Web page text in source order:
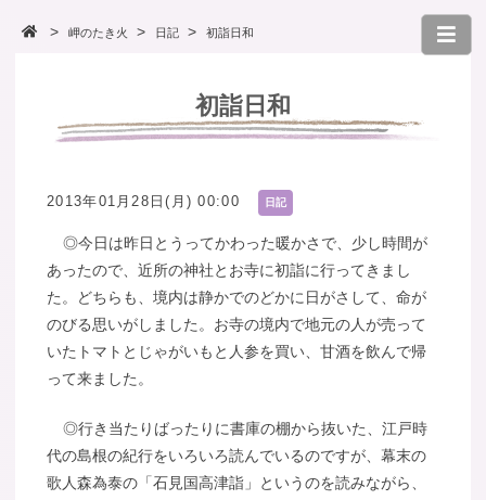
岬のたき火 日記 初詣日和
初詣日和
2013年01月28日(月) 00:00 日記
◎今日は昨日とうってかわった暖かさで、少し時間が
あったので、近所の神社とお寺に初詣に行ってきまし
た。どちらも、境内は静かでのどかに日がさして、命が
のびる思いがしました。お寺の境内で地元の人が売って
いたトマトとじゃがいもと人参を買い、甘酒を飲んで帰
って来ました。
◎行き当たりばったりに書庫の棚から抜いた、江戸時
代の島根の紀行をいろいろ読んでいるのですが、幕末の
歌人森為泰の「石見国高津詣」というのを読みながら、